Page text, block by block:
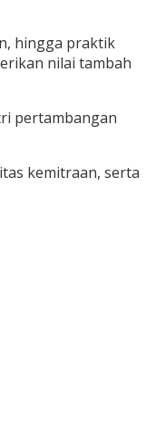
hingga praktik
nilai tambah
pertambangan
kemitraan, serta